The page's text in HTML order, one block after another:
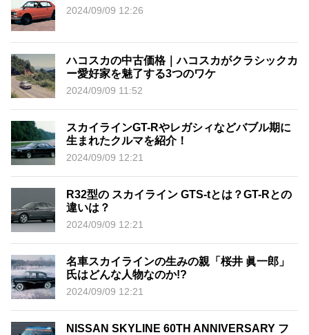
2024/09/09 12:26
ハコスカの中古価格｜ハコスカがクラシックカ
ー愛好家を魅了する3つのワケ
2024/09/09 11:52
スカイラインGT-Rやレガシィなどバブル期に
生まれたクルマを紹介！
2024/09/09 12:21
R32型の スカイライン GTS-tとは？GT-Rとの
違いは？
2024/09/09 12:21
名車スカイラインの生みの親「桜井 眞一郎」
氏はどんな人物なのか!?
2024/09/09 12:21
NISSAN SKYLINE 60TH ANNIVERSARY フ